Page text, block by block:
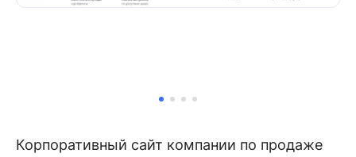
Корпоративный сайт компании по продаже